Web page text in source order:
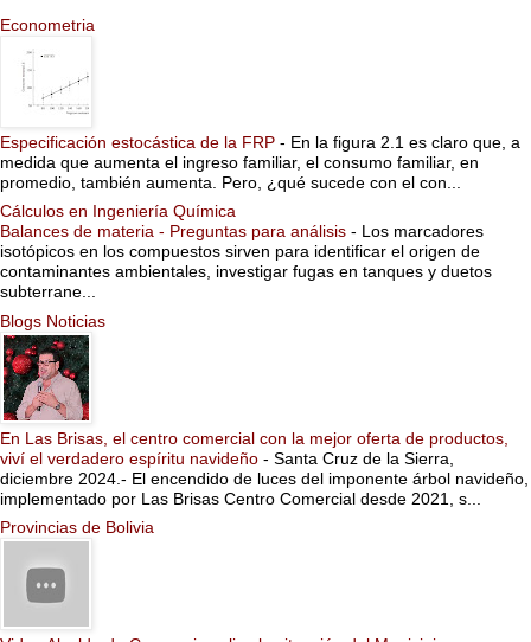
Econometria
Especificación estocástica de la FRP - En la figura 2.1 es claro que, a
medida que aumenta el ingreso familiar, el consumo familiar, en
promedio, también aumenta. Pero, ¿qué sucede con el con...
Cálculos en Ingeniería Química
Balances de materia - Preguntas para análisis - Los marcadores
isotópicos en los compuestos sirven para identificar el origen de
contaminantes ambientales, investigar fugas en tanques y duetos
subterrane...
Blogs Noticias
En Las Brisas, el centro comercial con la mejor oferta de productos,
viví el verdadero espíritu navideño - Santa Cruz de la Sierra,
diciembre 2024.- El encendido de luces del imponente árbol navideño,
implementado por Las Brisas Centro Comercial desde 2021, s...
Provincias de Bolivia